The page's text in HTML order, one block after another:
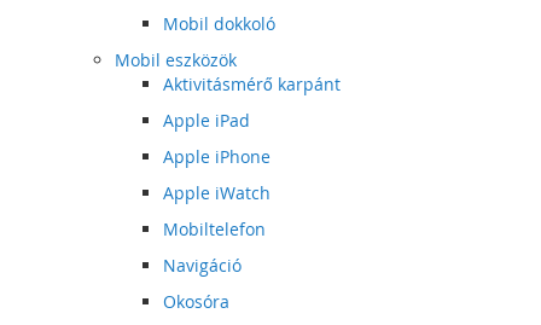
Mobil dokkoló
Mobil eszközök
Aktivitásmérő karpánt
Apple iPad
Apple iPhone
Apple iWatch
Mobiltelefon
Navigáció
Okosóra